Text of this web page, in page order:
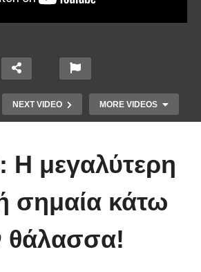
NEXT VIDEO MORE VIDEOS
Κρύφτηκαν πίσω από
Η μεγαλύτερη
σημαία κάτω
θάλασσα!